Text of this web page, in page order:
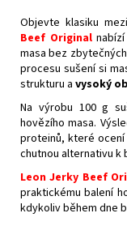
Objevte klasiku
Beef Originalnabízí
masa bez
procesu sušení si
strukturu a vysoký
Na výrobu 100 g
hovězího masa.
proteinů, které
chutnou alternativu k
Leon Jerky Beef
praktickému balení
kdykoliv během dne